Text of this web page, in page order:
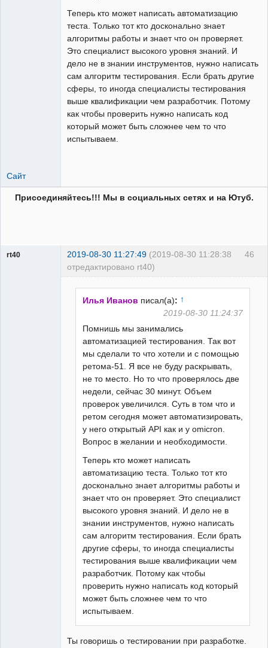
Теперь кто может написать автоматизацию
теста. Только тот кто досконально знает
алгоритмы работы и знает что он проверяет.
Это специалист высокого уровня знаний. И
дело не в знании инструментов, нужно написать
сам алгоритм тестирования. Если брать другие
сферы, то иногда специалисты тестирования
выше квалификации чем разработчик. Потому
как чтобы проверить нужно написать код
который может быть сложнее чем то что
испытываем.
Сайт
Присоединяйтесь!!! Мы в социальных сетях и на Ютуб.
46
rt40 2019-08-30 11:27:49 (2019-08-30 11:28:38
отредактировано rt40)
Илья Иванов писал(а): ↑
2019-08-30 11:24:37
Помнишь мы занимались
автоматизацией тестирования. Так вот
мы сделали то что хотели и с помощью
ретома-51. Я все не буду раскрывать,
не то место. Но то что проверялось две
недели, сейчас 30 минут. Объем
проверок увеличился. Суть в том что и
ретом сегодня может автоматизировать,
у него открытый API как и у omicron.
Вопрос в желании и необходимости.
Теперь кто может написать
автоматизацию теста. Только тот кто
досконально знает алгоритмы работы и
знает что он проверяет. Это специалист
высокого уровня знаний. И дело не в
знании инструментов, нужно написать
сам алгоритм тестирования. Если брать
другие сферы, то иногда специалисты
тестирования выше квалификации чем
разработчик. Потому как чтобы
проверить нужно написать код который
может быть сложнее чем то что
испытываем.
Ты говоришь о тестировании при разработке.